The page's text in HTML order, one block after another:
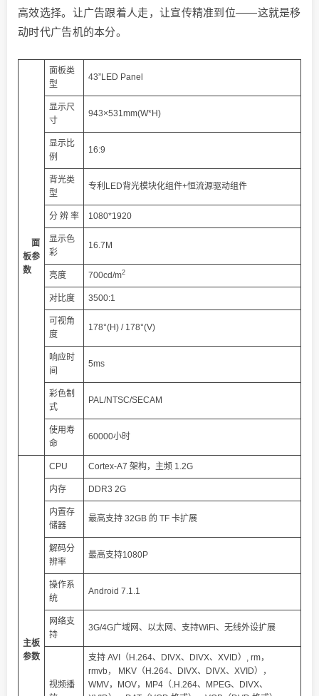
高效选择。让广告跟着人走，让宣传精准到位——这就是移
动时代广告机的本分。
面
板参
数
面板类
型
43”LED Panel
显示尺
寸
943×531mm(W*H)
显示比
例
16:9
背光类
型
专利LED背光模块化组件+恒流源驱动组件
分 辨 率 1080*1920
显示色
彩
16.7M
亮度 700cd/m2
对比度 3500:1
可视角
度
178°(H) / 178°(V)
响应时
间
5ms
彩色制
式
PAL/NTSC/SECAM
使用寿
命
60000小时
主板
参数
CPU Cortex-A7 架构，主频 1.2G
内存 DDR3 2G
内置存
储器
最高支持 32GB 的 TF 卡扩展
解码分
辨率
最高支持1080P
操作系
统
Android 7.1.1
网络支
持
3G/4G广域网、以太网、支持WiFi、无线外设扩展
视频播
支持 AVI（H.264、DIVX、DIVX、XVID）, rm，
rmvb， MKV（H.264、DIVX、DIVX、XVID），
WMV，MOV，MP4（.H.264、MPEG、DIVX、